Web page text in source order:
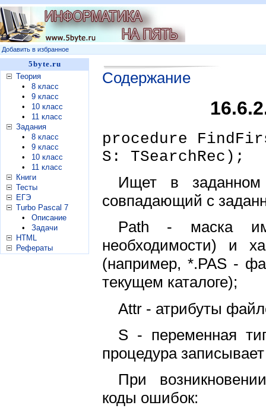
Добавить в избранное
5byte.ru
Теория
•
8 класс
•
9 класс
•
10 класс
•
11 класс
Задания
•
8 класс
•
9 класс
•
10 класс
•
11 класс
Книги
Тесты
ЕГЭ
Turbo Pascal 7
•
Описание
•
Задачи
HTML
Рефераты
Содержание
procedure
S: TSearchRec);
Ищет в
совпадающий с
Path - маска
необходимости) и
(например, *.PAS -
текущем каталоге);
Attr - атрибуты
S - переменная
процедура
При
коды ошибок: